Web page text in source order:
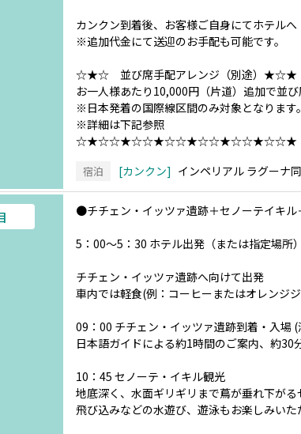
カンクン到着後、お客様ご自身にてホテルへ
※追加代金にて送迎のお手配も可能です。
☆★☆ 並び席手配アレンジ（別途）★☆★
お一人様あたり10,000円（片道）追加で並
※日本発着の国際線区間のみ対象となります。
※詳細は下記参照
☆★☆☆★☆☆★☆☆★☆☆★☆☆★☆☆★
宿泊 カンクン インペリアル ラグーナ
●チチェン・イッツァ遺跡＋セノーテイキ
5：00～5：30 ホテル出発（または指定場所）
チチェン・イッツァ遺跡へ向けて出発
車内では軽食(例：コーヒーまたはオレンジ
09：00 チチェン・イッツァ遺跡到着・入場
日本語ガイドによる約1時間のご案内、約30
10：45 セノーテ・イキル観光
地底深く、水面ギリギリまで蔦が垂れ下が
飛び込みなどの水遊び、遊泳もお楽しみいた